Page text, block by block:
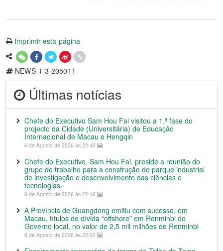
Imprimir esta página
NEWS-1-3-205011
Últimas notícias
Chefe do Executivo Sam Hou Fai visitou a 1.ª fase do
projecto da Cidade (Universitária) de Educação
Internacional de Macau e Hengqin
6 de Agosto de 2026 às 22:43
Chefe do Executivo, Sam Hou Fai, preside a reunião do
grupo de trabalho para a construção do parque industrial
de investigação e desenvolvimento das ciências e
tecnologias.
6 de Agosto de 2026 às 22:16
A Província de Guangdong emitiu com sucesso, em
Macau, títulos de dívida “offshore” em Renminbi do
Governo local, no valor de 2,5 mil milhões de Renminbi
6 de Agosto de 2026 às 22:00